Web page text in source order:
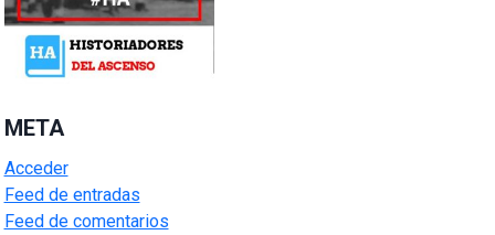
META
Acceder
Feed de entradas
Feed de comentarios